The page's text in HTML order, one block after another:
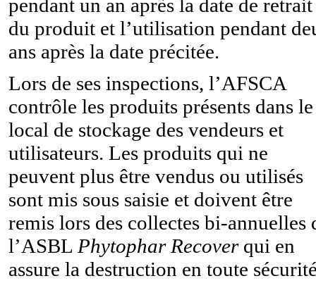
pendant un an après la date de retrait
du produit et l’utilisation pendant
ans après la date précitée.
Lors de ses inspections, l’AFSCA
contrôle les produits présents dans le
local de stockage des vendeurs et
utilisateurs. Les produits qui ne
peuvent plus être vendus ou utilisés
sont mis sous saisie et doivent être
remis lors des collectes bi-annuelles
l’ASBL Phytophar Recoverqui en
assure la destruction en toute